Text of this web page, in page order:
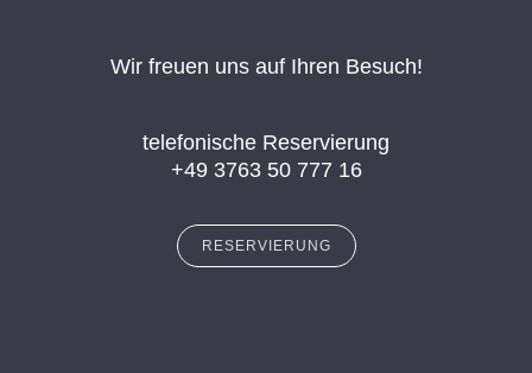
Wir freuen uns auf Ihren Besuch!
telefonische Reservierung
+49 3763 50 777 16
RESERVIERUNG